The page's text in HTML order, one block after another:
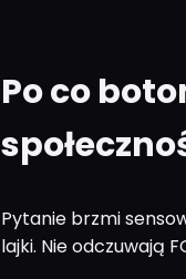
Po co
Pytanie brzmi
lajki. Nie odczuwają